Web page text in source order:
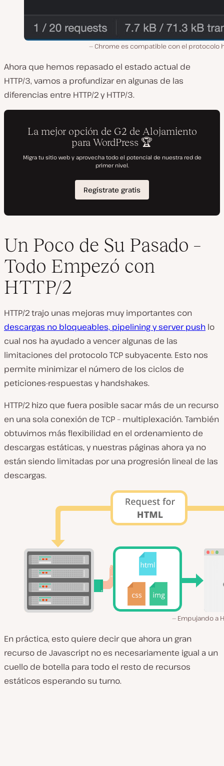
Chrome es compatible con el protocolo
Ahora que hemos repasado el estado actual de
HTTP/3, vamos a profundizar en algunas de las
diferencias entre HTTP/2 y HTTP/3.
Un Poco de Su Pasado –
Todo Empezó con
HTTP/2
HTTP/2 trajo unas mejoras muy importantes con
descargas no bloqueables, pipelining y server push lo
cual nos ha ayudado a vencer algunas de las
limitaciones del protocolo TCP subyacente. Esto nos
permite minimizar el número de los ciclos de
peticiones-respuestas y handshakes.
HTTP/2 hizo que fuera posible sacar más de un recurso
en una sola conexión de TCP – multiplexación. También
obtuvimos más flexibilidad en el ordenamiento de
descargas estáticas, y nuestras páginas ahora ya no
están siendo limitadas por una progresión lineal de las
descargas.
Empujando a
En práctica, esto quiere decir que ahora un gran
recurso de Javascript no es necesariamente igual a un
cuello de botella para todo el resto de recursos
estáticos esperando su turno.